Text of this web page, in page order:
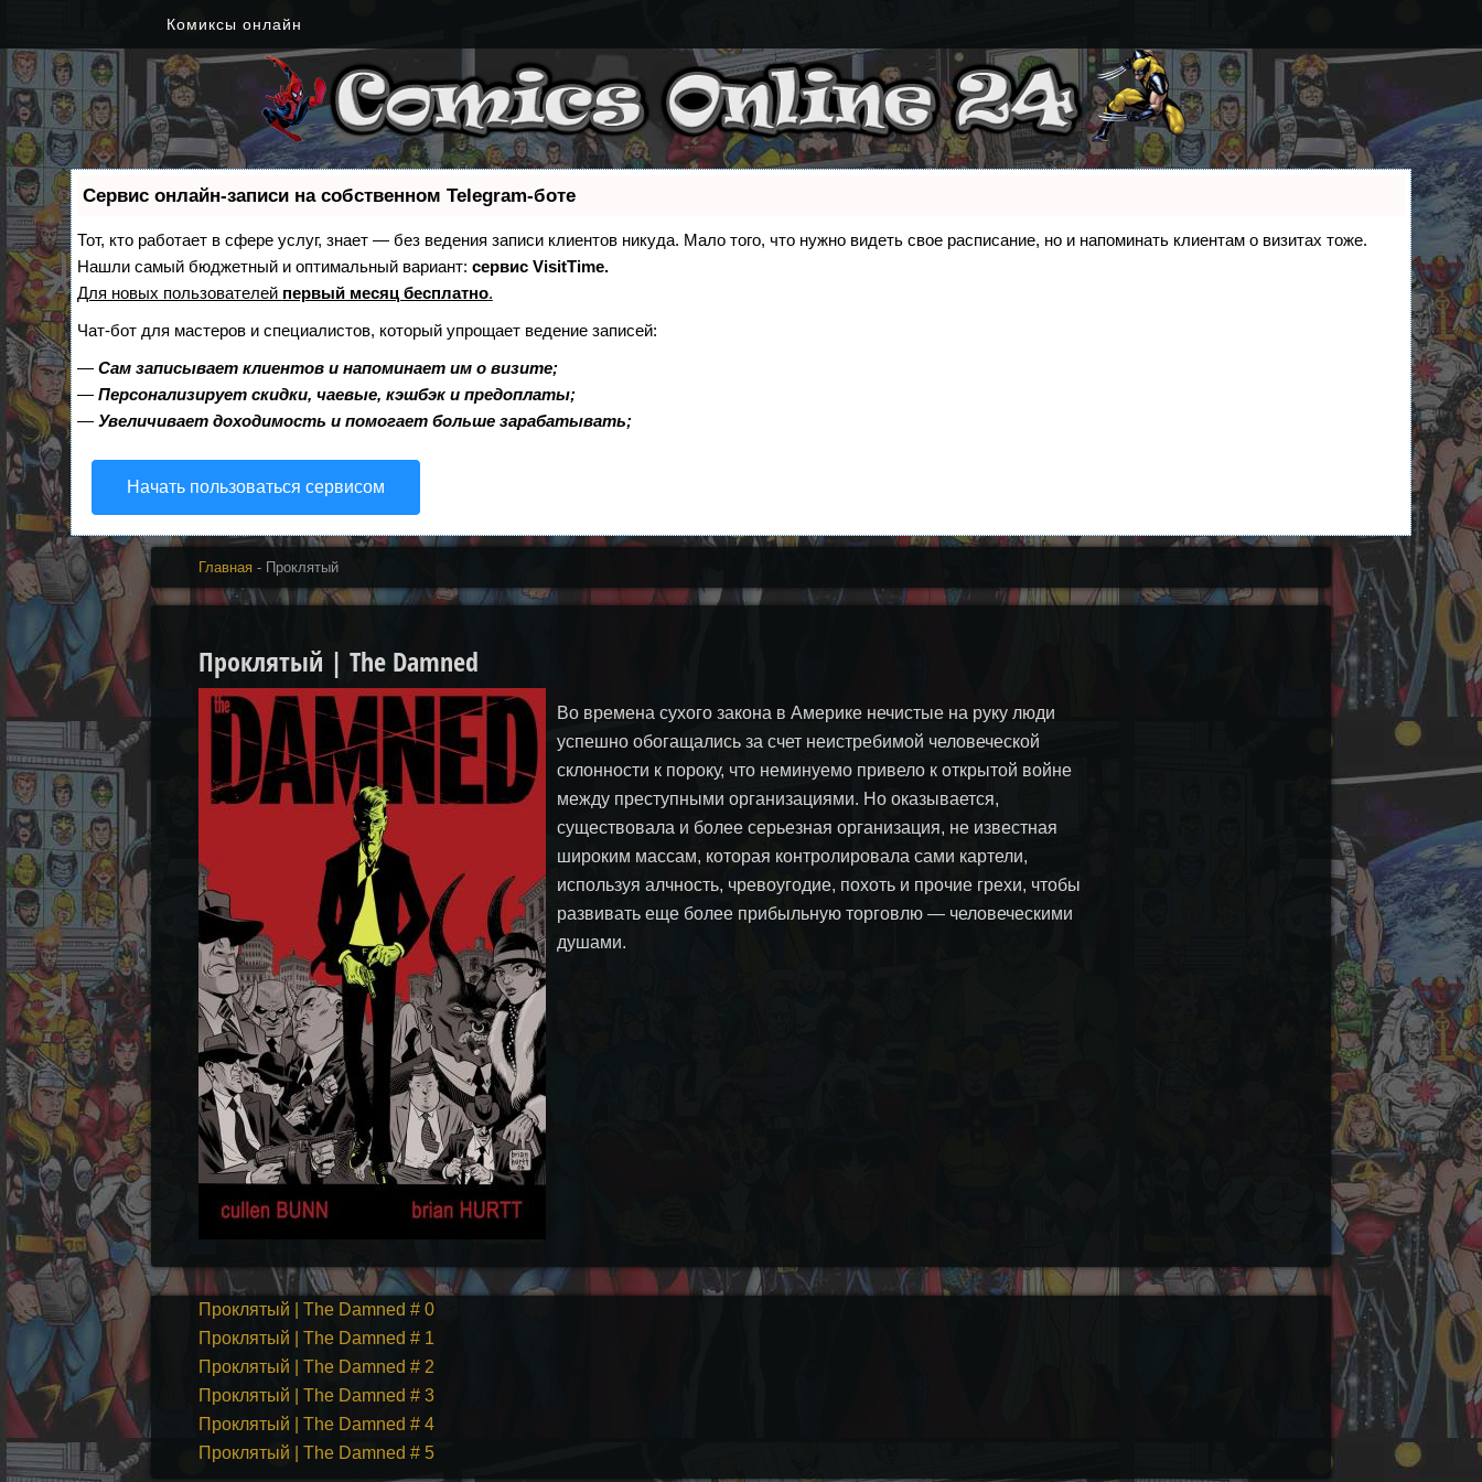
Комиксы онлайн
Сервис онлайн-записи на собственном Telegram-боте
Тот, кто работает в сфере услуг, знает — без ведения записи клиентов никуда. Мало того, что нужно видеть свое расписание, но и напоминать клиентам о визитах тоже.
Нашли самый бюджетный и оптимальный вариант: сервис VisitTime.
Для новых пользователей первый месяц бесплатно.
Чат-бот для мастеров и специалистов, который упрощает ведение записей:
— Сам записывает клиентов и напоминает им о визите;
— Персонализирует скидки, чаевые, кэшбэк и предоплаты;
— Увеличивает доходимость и помогает больше зарабатывать;
Начать пользоваться сервисом
Главная- Проклятый
Проклятый | The Damned
Во времена сухого закона в Америке нечистые на руку люди
успешно обогащались за счет неистребимой человеческой
склонности к пороку, что неминуемо привело к открытой войне
между преступными организациями. Но оказывается,
существовала и более серьезная организация, не известная
широким массам, которая контролировала сами картели,
используя алчность, чревоугодие, похоть и прочие грехи, чтобы
развивать еще более прибыльную торговлю — человеческими
душами.
Проклятый | The Damned # 0
Проклятый | The Damned # 1
Проклятый | The Damned # 2
Проклятый | The Damned # 3
Проклятый | The Damned # 4
Проклятый | The Damned # 5